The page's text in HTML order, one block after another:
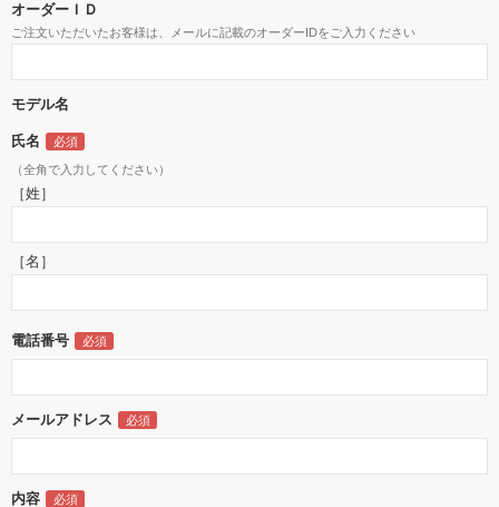
オーダーＩＤ
ご注文いただいたお客様は、メールに記載のオーダーIDをご入力ください
モデル名
氏名
（全角で入力してください）
［姓］
［名］
電話番号
メールアドレス
内容